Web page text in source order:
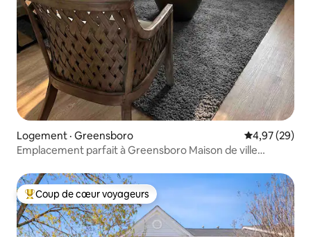
Logement · Greensboro Note
4,97 (29)
Emplacement parfait à Greensboro Maison de ville
Coup de cœur voyageurs parmi les plus aimés
Coup de cœur voyageurs